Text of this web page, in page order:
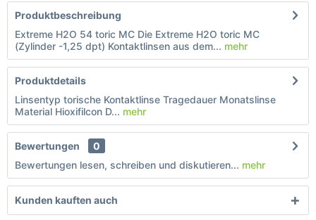
Produktbeschreibung
Extreme H2O 54 toric MC Die Extreme H2O toric MC
(Zylinder -1,25 dpt) Kontaktlinsen aus dem... mehr
Produktdetails
Linsentyp torische Kontaktlinse Tragedauer Monatslinse
Material Hioxifilcon D... mehr
Bewertungen
0
Bewertungen lesen, schreiben und diskutieren... mehr
Kunden kauften auch